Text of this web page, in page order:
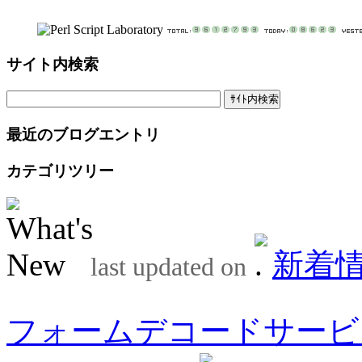
サイト内検索
最近のブログエントリ
カテゴリツリー
last updated on
新着
フォームデコードサー